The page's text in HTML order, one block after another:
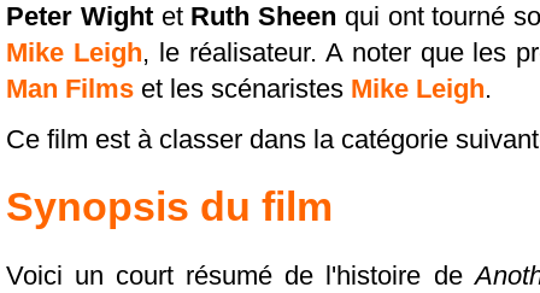
Peter Wightet Ruth Sheen qui ont tourné
Mike Leigh, le réalisateur. A noter que les
Man Films et les scénaristes Mike Leigh.
Ce film est à classer dans la catégorie
Synopsis du film
Voici un court résumé de l'histoire de